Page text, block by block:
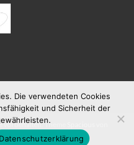
vorbehalten. Theme
by:
WordPress.
Die verwendeten Cookies
und Sicherheit der
Datenschutzerklärung